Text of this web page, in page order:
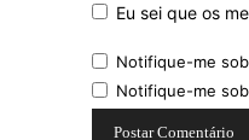
Eu sei que os
Notifique-me
Notifique-me